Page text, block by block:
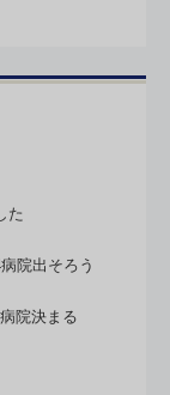
た
院出そろう
院決まる